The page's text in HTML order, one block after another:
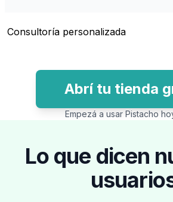
Consultoría personalizada
Abrí tu tienda
Empezá a usar Pistacho
Lo que dicen